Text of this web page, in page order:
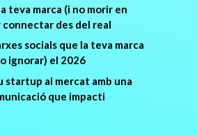
teva marca (i no morir en
des del real
socials que la teva marca
ignorar) el 2026
startup al mercat amb una
que impacti